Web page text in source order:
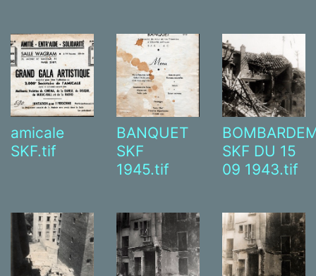
amicale
SKF.tif
BANQUET
SKF
1945.tif
SKF DU 15
09 1943.tif